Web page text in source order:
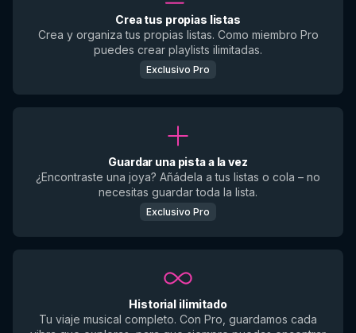
Crea tus propias listas
Crea y organiza tus propias listas. Como miembro Pro
puedes crear playlists ilimitadas.
Exclusivo Pro
Guardar una pista a la vez
¿Encontraste una joya? Añádela a tus listas o cola – no
necesitas guardar toda la lista.
Exclusivo Pro
Historial ilimitado
Tu viaje musical completo. Con Pro, guardamos cada